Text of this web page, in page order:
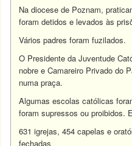
Na diocese de Poznam,
foram detidos e levados às
Vários padres foram fuzilados.
O Presidente da Juventude
nobre e Camareiro Privado do
numa praça.
Algumas escolas católicas
foram supressos ou proibidos.
631 igrejas, 454 capelas e
fechadas